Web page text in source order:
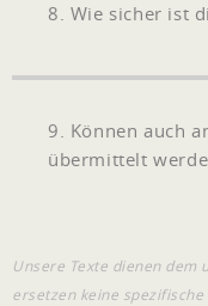
8. Wie sicher ist
9. Können auch
übermittelt
Unsere Texte dienen dem
ersetzen keine